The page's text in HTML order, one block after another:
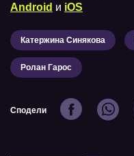
Android и iOS
Катержина Синякова
Ролан Гарос
Сподели